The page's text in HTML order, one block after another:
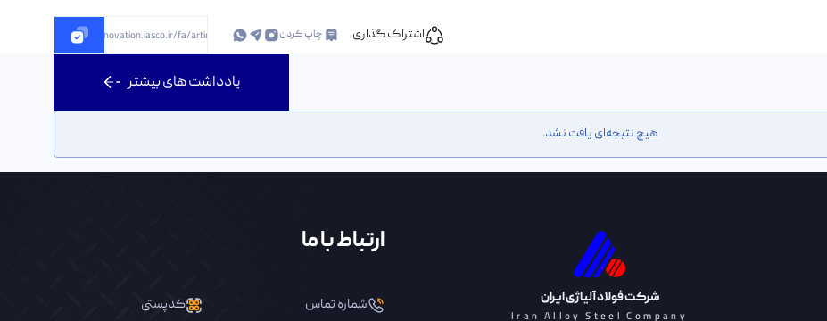
اشتراک گذاری چاپ کردن https://innovation.iasco.ir/fa/article/227352
یادداشت های بیشتر
هیچ نتیجه‌ای یافت نشد.
شرکت فولاد آلیاژی ایران
Iran Alloy Steel Company
ارتباط با ما
شماره تماس کدپستی